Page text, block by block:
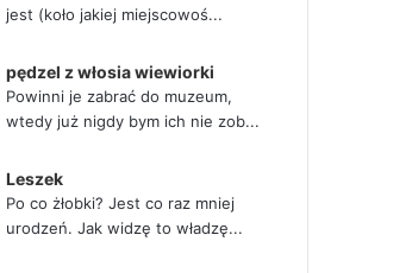
jest (koło jakiej miejscowoś...
pędzel z włosia wiewiorki
Powinni je zabrać do muzeum,
wtedy już nigdy bym ich nie zob...
Leszek
Po co żłobki? Jest co raz mniej
urodzeń. Jak widzę to władzę...